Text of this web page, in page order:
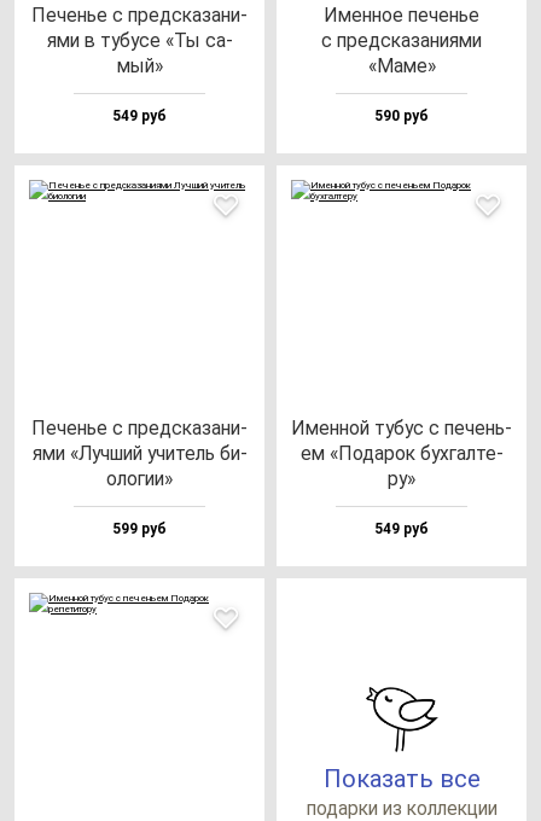
Печенье с пред­ска­за­ни­
ями в ту­бу­се «Ты са­
мый»
549 руб
Имен­ное пе­ченье
с пред­ска­за­ни­ями
«Маме»
590 руб
Печенье с пред­ска­за­ни­
ями «Луч­ший учи­тель би­
оло­гии»
599 руб
Имен­ной ту­бус с пе­чень­
ем «Пода­рок бух­гал­те­
ру»
549 руб
Показать все
по­дар­ки из кол­лек­ции